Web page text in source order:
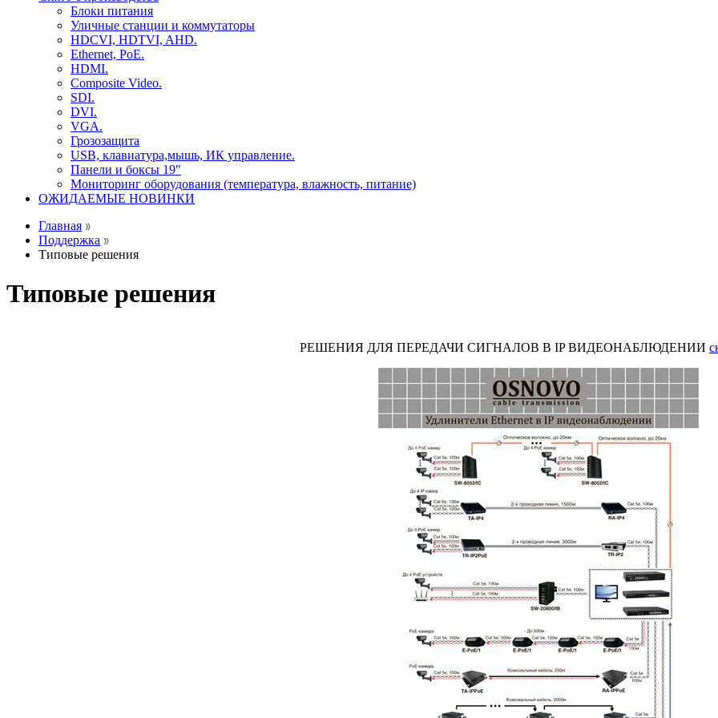
Блоки питания
Уличные станции и коммутаторы
HDCVI, HDTVI, AHD.
Ethernet, PoE.
HDMI.
Composite Video.
SDI.
DVI.
VGA.
Грозозащита
USB, клавиатура,мышь, ИК управление.
Панели и боксы 19"
Мониторинг оборудования (температура, влажность, питание)
ОЖИДАЕМЫЕ НОВИНКИ
Главная
Поддержка
Типовые решения
Типовые решения
РЕШЕНИЯ ДЛЯ ПЕРЕДАЧИ СИГНАЛОВ В IP ВИДЕОНАБЛЮДЕНИИ